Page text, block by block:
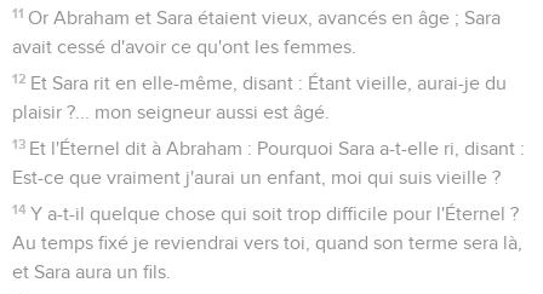
11 Or Abraham et Sara étaient vieux, avancés en âge ; Sara
avait cessé d'avoir ce qu'ont les femmes.
12 Et Sara rit en elle-même, disant : Étant vieille, aurai-je du
plaisir ?... mon seigneur aussi est âgé.
13 Et l'Éternel dit à Abraham : Pourquoi Sara a-t-elle ri, disant :
Est-ce que vraiment j'aurai un enfant, moi qui suis vieille ?
14 Y a-t-il quelque chose qui soit trop difficile pour l'Éternel ?
Au temps fixé je reviendrai vers toi, quand son terme sera là,
et Sara aura un fils.